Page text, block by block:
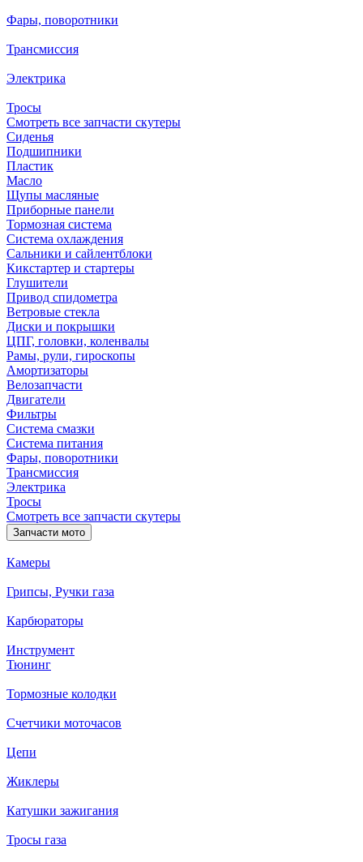
Фары, поворотники
Трансмиссия
Электрика
Тросы
Смотреть все запчасти скутеры
Сиденья
Подшипники
Пластик
Масло
Щупы масляные
Приборные панели
Тормозная система
Система охлаждения
Сальники и сайлентблоки
Кикстартер и стартеры
Глушители
Привод спидометра
Ветровые стекла
Диски и покрышки
ЦПГ, головки, коленвалы
Рамы, рули, гироскопы
Амортизаторы
Велозапчасти
Двигатели
Фильтры
Система смазки
Система питания
Фары, поворотники
Трансмиссия
Электрика
Тросы
Смотреть все запчасти скутеры
Запчасти мото
Камеры
Грипсы, Ручки газа
Карбюраторы
Инструмент
Тюнинг
Тормозные колодки
Счетчики моточасов
Цепи
Жиклеры
Катушки зажигания
Тросы газа